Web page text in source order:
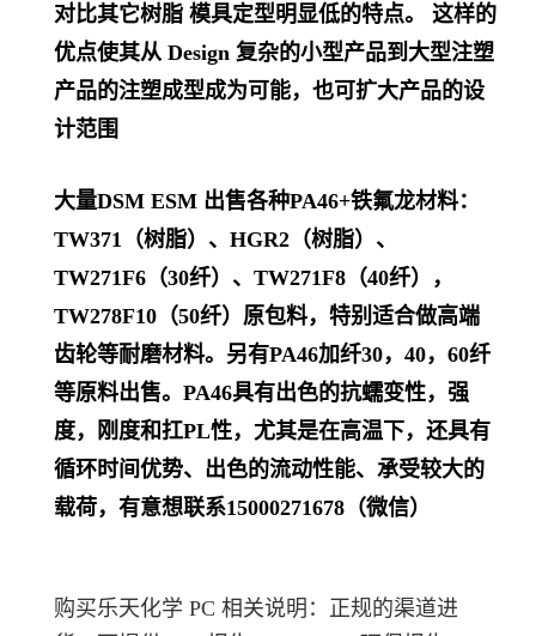
对比其它树脂 模具定型明显低的特点。 这样的
优点使其从 Design 复杂的小型产品到大型注塑
产品的注塑成型成为可能，也可扩大产品的设
计范围
大量DSM ESM 出售各种PA46+铁氟龙材料：
TW371（树脂）、HGR2（树脂）、
TW271F6（30纤）、TW271F8（40纤），
TW278F10（50纤）原包料，特别适合做高端
齿轮等耐磨材料。另有PA46加纤30，40，60纤
等原料出售。PA46具有出色的抗蠕变性，强
度，刚度和扛PL性，尤其是在高温下，还具有
循环时间优势、出色的流动性能、承受较大的
载荷，有意想联系15000271678（微信）
购买乐天化学 PC 相关说明：正规的渠道进